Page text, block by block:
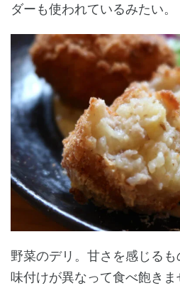
ダーも使われているみたい。
野菜のデリ。甘さを感じるも
味付けが異なって食べ飽き